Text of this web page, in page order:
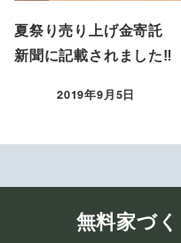
夏祭り売り上げ金寄託
新聞に記載されました‼
投稿日
2019年9月5日
無料家づ